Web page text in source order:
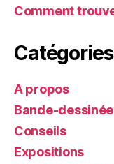
Comment
Catégories
A propos
Bande-dessinée
Conseils
Expositions